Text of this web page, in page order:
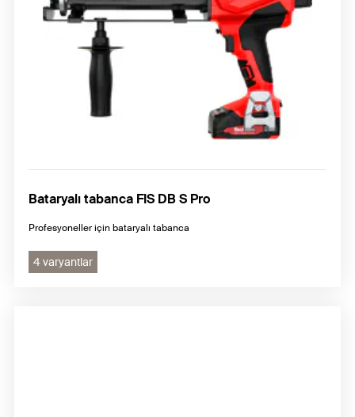
Bataryalı tabanca FIS DB S Pro
Profesyoneller için bataryalı tabanca
4 varyantlar